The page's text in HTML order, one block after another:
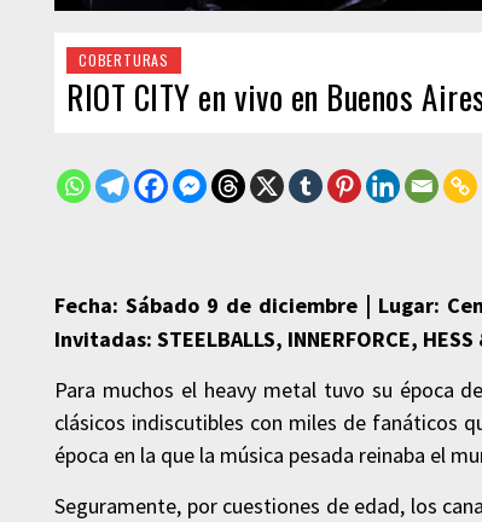
COBERTURAS
RIOT CITY en vivo en Buenos
Fecha: Sábado 9 de diciembre Lugar:
Invitadas: STEELBALLS, INNERFORCE, HESS
Para muchos el heavy metal tuvo su época
clásicos indiscutibles con miles de fanáticos
época en la que la música pesada reinaba el
Seguramente, por cuestiones de edad, los